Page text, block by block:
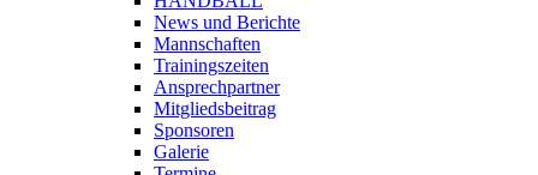
News und Berichte
Mannschaften
Trainingszeiten
Ansprechpartner
Mitgliedsbeitrag
Sponsoren
Galerie